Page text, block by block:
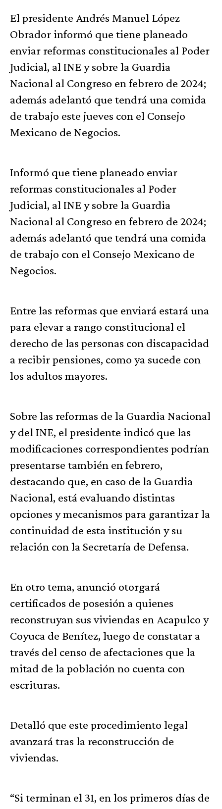
El presidente Andrés Manuel López
Obrador informó que tiene planeado
enviar reformas constitucionales al Poder
Judicial, al INE y sobre la Guardia
Nacional al Congreso en febrero de 2024;
además adelantó que tendrá una comida
de trabajo este jueves con el Consejo
Mexicano de Negocios.
Informó que tiene planeado enviar
reformas constitucionales al Poder
Judicial, al INE y sobre la Guardia
Nacional al Congreso en febrero de 2024;
además adelantó que tendrá una comida
de trabajo con el Consejo Mexicano de
Negocios.
Entre las reformas que enviará estará una
para elevar a rango constitucional el
derecho de las personas con discapacidad
a recibir pensiones, como ya sucede con
los adultos mayores.
Sobre las reformas de la Guardia Nacional
y del INE, el presidente indicó que las
modificaciones correspondientes podrían
presentarse también en febrero,
destacando que, en caso de la Guardia
Nacional, está evaluando distintas
opciones y mecanismos para garantizar la
continuidad de esta institución y su
relación con la Secretaría de Defensa.
En otro tema, anunció otorgará
certificados de posesión a quienes
reconstruyan sus viviendas en Acapulco y
Coyuca de Benítez, luego de constatar a
través del censo de afectaciones que la
mitad de la población no cuenta con
escrituras.
Detalló que este procedimiento legal
avanzará tras la reconstrucción de
viviendas.
“Si terminan el 31, en los primeros días de